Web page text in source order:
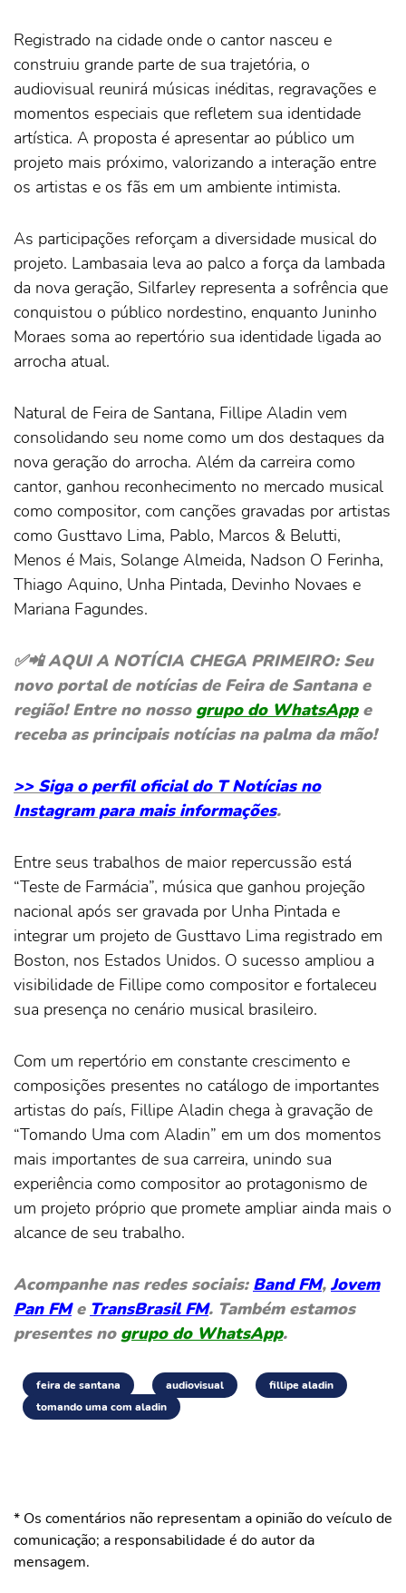
Registrado na cidade onde o cantor nasceu e
construiu grande parte de sua trajetória, o
audiovisual reunirá músicas inéditas, regravações e
momentos especiais que refletem sua identidade
artística. A proposta é apresentar ao público um
projeto mais próximo, valorizando a interação entre
os artistas e os fãs em um ambiente intimista.
As participações reforçam a diversidade musical do
projeto. Lambasaia leva ao palco a força da lambada
da nova geração, Silfarley representa a sofrência que
conquistou o público nordestino, enquanto Juninho
Moraes soma ao repertório sua identidade ligada ao
arrocha atual.
Natural de Feira de Santana, Fillipe Aladin vem
consolidando seu nome como um dos destaques da
nova geração do arrocha. Além da carreira como
cantor, ganhou reconhecimento no mercado musical
como compositor, com canções gravadas por artistas
como Gusttavo Lima, Pablo, Marcos & Belutti,
Menos é Mais, Solange Almeida, Nadson O Ferinha,
Thiago Aquino, Unha Pintada, Devinho Novaes e
Mariana Fagundes.
✅📲 AQUI A NOTÍCIA CHEGA PRIMEIRO: Seu
novo portal de notícias de Feira de Santana e
região! Entre no nosso grupo do WhatsAppe
receba as principais notícias na palma da mão!
>> Siga o perfil oficial do T Notícias no
Instagram para mais informações.
Entre seus trabalhos de maior repercussão está
“Teste de Farmácia”, música que ganhou projeção
nacional após ser gravada por Unha Pintada e
integrar um projeto de Gusttavo Lima registrado em
Boston, nos Estados Unidos. O sucesso ampliou a
visibilidade de Fillipe como compositor e fortaleceu
sua presença no cenário musical brasileiro.
Com um repertório em constante crescimento e
composições presentes no catálogo de importantes
artistas do país, Fillipe Aladin chega à gravação de
“Tomando Uma com Aladin” em um dos momentos
mais importantes de sua carreira, unindo sua
experiência como compositor ao protagonismo de
um projeto próprio que promete ampliar ainda mais o
alcance de seu trabalho.
Acompanhe nas redes sociais: Band FM, Jovem
Pan FMe TransBrasil FM. Também estamos
presentes no grupo do WhatsApp.
feira de santana audiovisual
fillipe aladin
tomando uma com aladin
* Os comentários não representam a opinião do veículo de
comunicação; a responsabilidade é do autor da
mensagem.